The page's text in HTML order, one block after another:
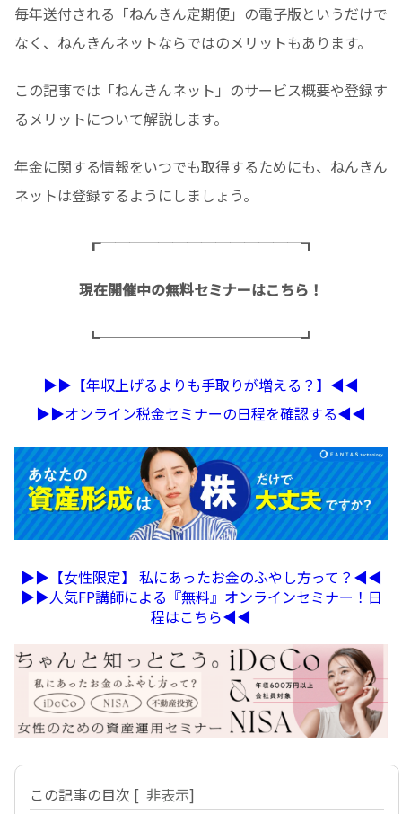
毎年送付される「ねんきん定期便」の電子版というだけで
なく、ねんきんネットならではのメリットもあります。
この記事では「ねんきんネット」のサービス概要や登録す
るメリットについて解説します。
年金に関する情報をいつでも取得するためにも、ねんきん
ネットは登録するようにしましょう。
┏──────────────┓
現在開催中の無料セミナーはこちら！
┗──────────────┛
▶︎▶︎【年収上げるよりも手取りが増える？】◀︎◀︎
▶︎▶︎オンライン税金セミナーの日程を確認する◀︎◀︎
▶︎▶︎【女性限定】 私にあったお金のふやし方って？◀︎◀︎
▶︎▶︎人気FP講師による『無料』オンラインセミナー！日
程はこちら◀︎◀︎
この記事の目次 [ 非表示]